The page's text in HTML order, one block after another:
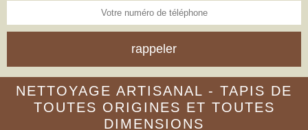
NETTOYAGE ARTISANAL - TAPIS DE
TOUTES ORIGINES ET TOUTES
DIMENSIONS